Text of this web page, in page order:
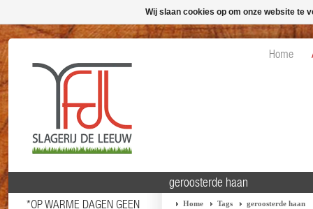
Home
*OP WARME DAGEN GEEN
geroosterde haan
Home Tags geroosterde haan
Wij slaan cookies op om onze website te